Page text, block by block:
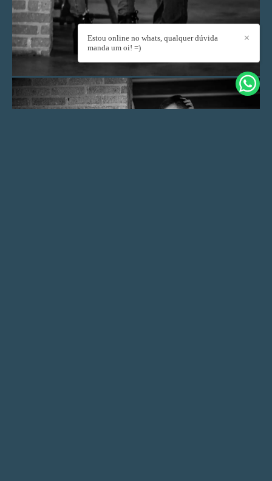
✕
Estou online no whats, qualquer dúvida
manda um oi! =)